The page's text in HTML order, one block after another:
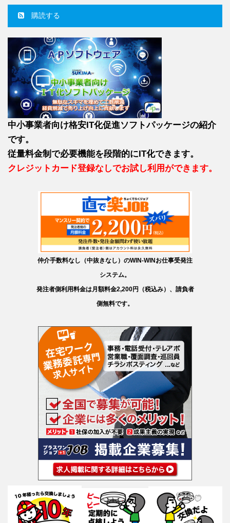
購読する
中小事業者向け格安IT化促進ソフトパッケージの紹介
です。
従量料金制で必要機能を段階的にIT化できます。
クレジットカード登録なしでお試し利用ができます。
仲介手数料なし（中抜きなし）のWIN-WINお仕事受発注
システム。
発注者側利用料金は月額料金2,200円（税込み）、請負者
側無料です。